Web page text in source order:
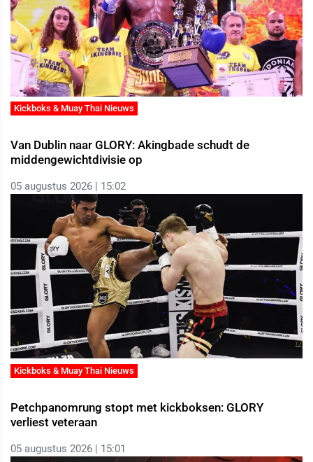
Kickboks & Muay Thai Nieuws
Van Dublin naar GLORY: Akingbade schudt de
middengewichtdivisie op
05 augustus 2026 | 15:02
Kickboks & Muay Thai Nieuws
Petchpanomrung stopt met kickboksen: GLORY
verliest veteraan
05 augustus 2026 | 15:01